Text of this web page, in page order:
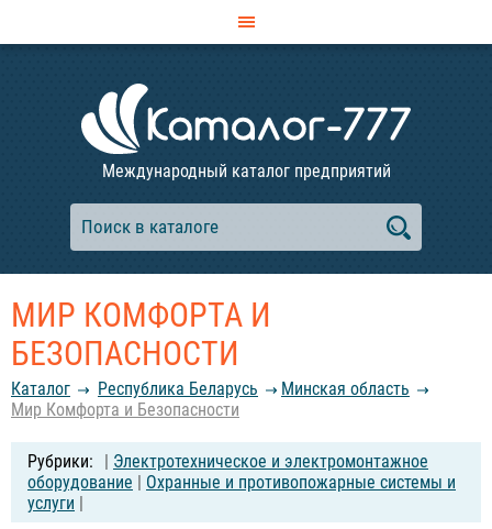
Международный каталог предприятий
МИР КОМФОРТА И
БЕЗОПАСНОСТИ
Каталог Республика Беларусь
Минская область
Мир Комфорта и Безопасности
| Электротехническое и электромонтажное
оборудование | Охранные и противопожарные системы и
услуги |